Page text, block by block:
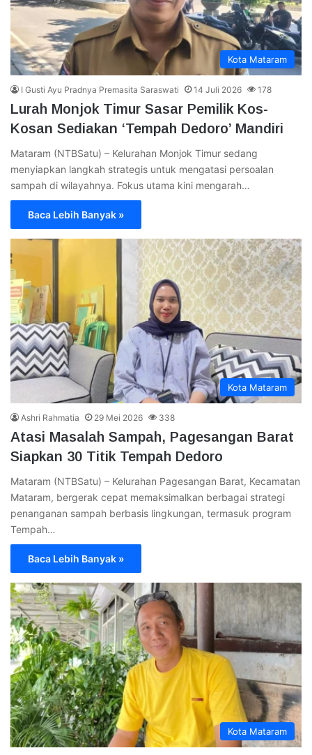
Kota Mataram
I Gusti Ayu Pradnya Premasita Saraswati 14 Juli 2026 178
Lurah Monjok Timur Sasar Pemilik Kos-
Kosan Sediakan ‘Tempah Dedoro’ Mandiri
Mataram (NTBSatu) – Kelurahan Monjok Timur sedang
menyiapkan langkah strategis untuk mengatasi persoalan
sampah di wilayahnya. Fokus utama kini mengarah…
Baca Lebih Banyak »
Kota Mataram
Ashri Rahmatia 29 Mei 2026 338
Atasi Masalah Sampah, Pagesangan Barat
Siapkan 30 Titik Tempah Dedoro
Mataram (NTBSatu) – Kelurahan Pagesangan Barat, Kecamatan
Mataram, bergerak cepat memaksimalkan berbagai strategi
penanganan sampah berbasis lingkungan, termasuk program
Tempah…
Baca Lebih Banyak »
Kota Mataram